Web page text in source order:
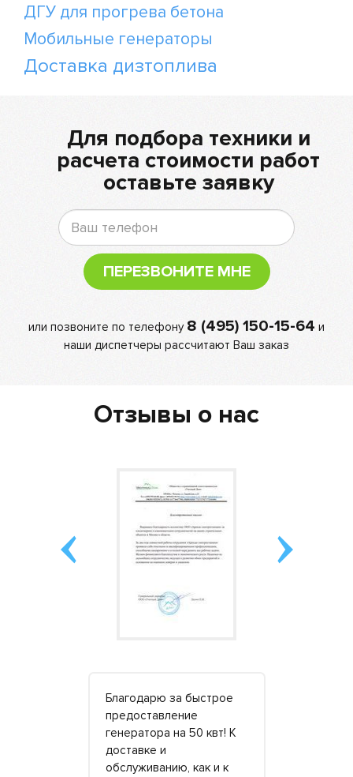
ДГУ для прогрева бетона
Мобильные генераторы
Доставка дизтоплива
Для подбора техники и
расчета стоимости работ
оставьте заявку
ПЕРЕЗВОНИТЕ МНЕ
или позвоните по телефону 8 (495) 150-15-64 и
наши диспетчеры рассчитают Ваш заказ
Отзывы о нас
Благодарю за быстрое
предоставление
генератора на 50 квт! К
доставке и
обслуживанию, как и к